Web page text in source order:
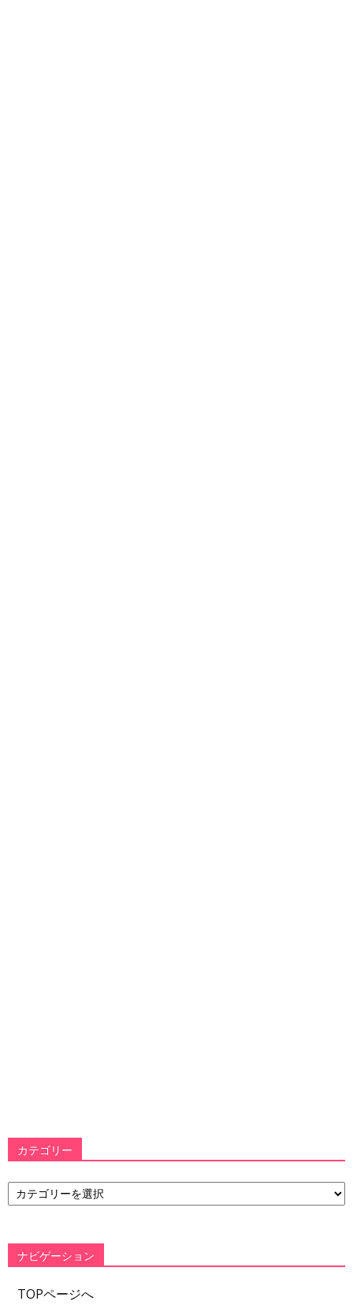
カテゴリー
カ
テ
ー
ナビゲーション
TOPページへ